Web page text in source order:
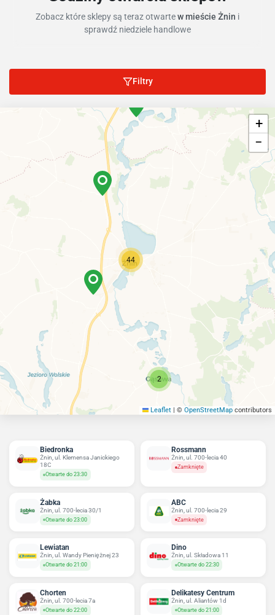
Zobacz które sklepy są teraz otwartew mieście Żnin i
sprawdź niedziele handlowe
Filtry
2
44
+
−
Leaflet | © OpenStreetMap contributors
Biedronka
Żnin, ul. Klemensa Janickiego
18C
Otwarte do 23:30
Rossmann
Żnin, ul. 700-lecia 40
Zamknięte
Żabka
Żnin, ul. 700-lecia 30/1
Otwarte do 23:00
ABC
Żnin, ul. 700-lecia 29
Zamknięte
Lewiatan
Żnin, ul. Wandy Pieniężnej 23
Otwarte do 21:00
Dino
Żnin, ul. Składowa 11
Otwarte do 22:30
Chorten
Żnin, ul. 700-lecia 7a
Otwarte do 22:00
Delikatesy Centrum
Żnin, ul. Aliantów 1d
Otwarte do 21:00